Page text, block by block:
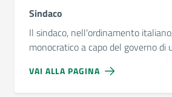
Sindaco
Il sindaco, nell'ordinamento
monocratico a capo del governo di
VAI ALLA PAGINA